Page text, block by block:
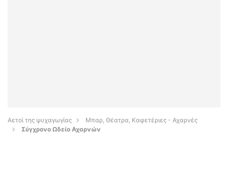
Αετοί της ψυχαγωγίας
Μπαρ, Θέατρα, Καφετέριες - Αχαρνές
Σύγχρονο Ωδείο Αχαρνών